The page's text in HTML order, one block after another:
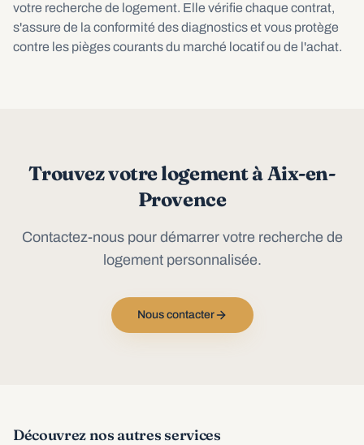
votre recherche de logement. Elle vérifie chaque contrat,
s'assure de la conformité des diagnostics et vous protège
contre les pièges courants du marché locatif ou de l'achat.
Trouvez votre logement à Aix-en-
Provence
Contactez-nous pour démarrer votre recherche de
logement personnalisée.
Nous contacter
Découvrez nos autres services